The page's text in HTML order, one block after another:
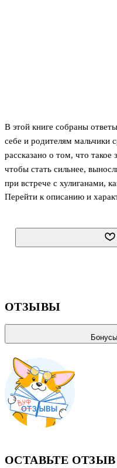
В этой книге собраны
себе и родителям мальчики
рассказано о том, что такое
чтобы стать сильнее,
при встрече с хулиганами,
и чрезвычайных
представляет собой
Перейти к описанию и
ОТЗЫВЫ
ОСТАВЬТЕ